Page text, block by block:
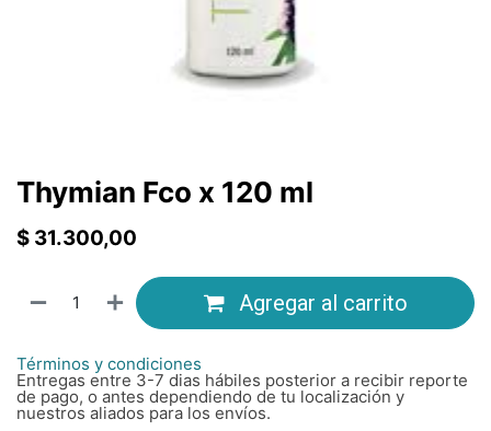
Thymian Fco x 120 ml
$ 31.300,00
Agregar al carrito
Términos y condiciones
Entregas entre 3-7 dias hábiles posterior a recibir reporte
de pago, o antes dependiendo de tu localización y
nuestros aliados para los envíos.